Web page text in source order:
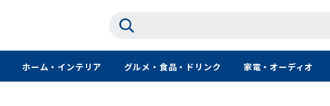
ホーム・インテリア グルメ・食品・ドリンク 家電・オーディオ